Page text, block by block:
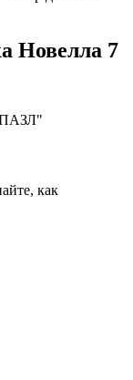
Новелла 7
как